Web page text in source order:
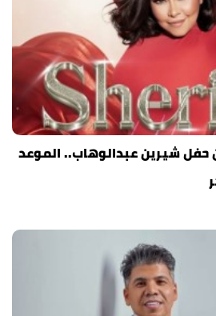
حفل شيرين عبدالوهاب.. الموعد